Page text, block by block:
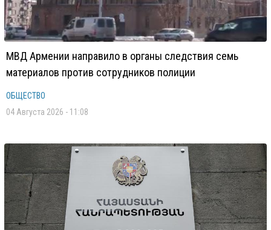
МВД Армении направило в органы следствия семь
материалов против сотрудников полиции
ОБЩЕСТВО
04 Августа 2026 - 11:08